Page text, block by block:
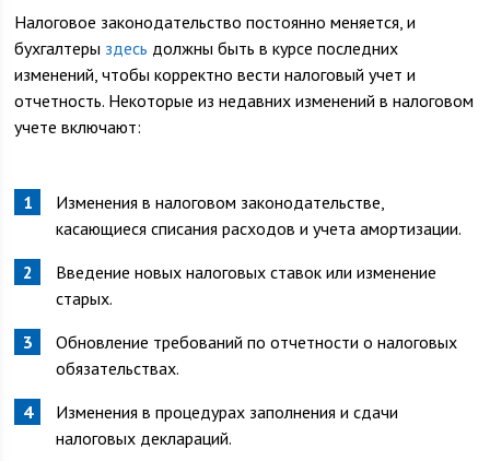
Налоговое законодательство постоянно меняется, и
бухгалтеры здесь должны быть в курсе последних
изменений, чтобы корректно вести налоговый учет и
отчетность. Некоторые из недавних изменений в налоговом
учете включают:
Изменения в налоговом законодательстве,
касающиеся списания расходов и учета амортизации.
Введение новых налоговых ставок или изменение
старых.
Обновление требований по отчетности о налоговых
обязательствах.
Изменения в процедурах заполнения и сдачи
налоговых деклараций.